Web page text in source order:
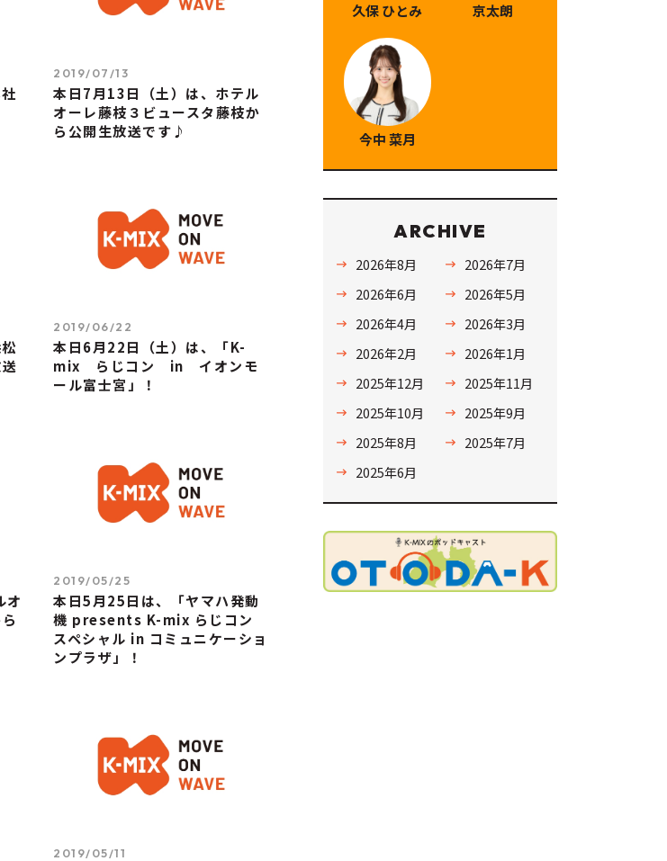
2019/07/13
本日7月13日（土）は、ホテル
オーレ藤枝３ビュースタ藤枝か
ら公開生放送です♪
2019/06/22
本日6月22日（土）は、「K-
mix らじコン in イオンモ
ール富士宮」！
オ
2019/05/25
本日5月25日は、「ヤマハ発動
機 presents K-mix らじコン
スペシャル in コミュニケーショ
ンプラザ」！
2019/05/11
久保 ひとみ 京太朗
今中 菜月
ARCHIVE
2026年8月
2026年7月
2026年6月
2026年5月
2026年4月
2026年3月
2026年2月
2026年1月
2025年12月
2025年11月
2025年10月
2025年9月
2025年8月
2025年7月
2025年6月